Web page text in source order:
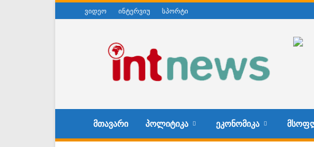
ვიდეო ინტერვიუ სპორტი
ინტერნეტნიუსი
ᲛᲗᲐᲕᲐᲠᲘ ᲞᲝᲚᲘᲢᲘᲙᲐ ᲔᲙᲝᲜᲝᲛᲘᲙᲐ